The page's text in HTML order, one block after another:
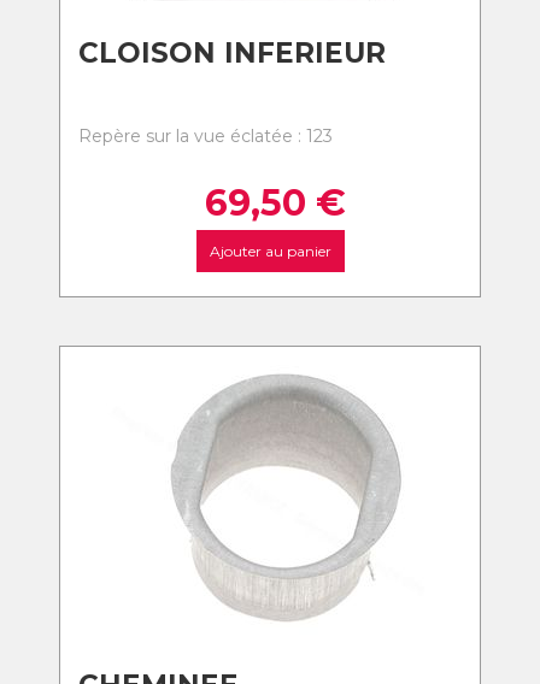
CLOISON INFERIEUR
Repère sur la vue éclatée : 123
69,50 €
Ajouter au panier